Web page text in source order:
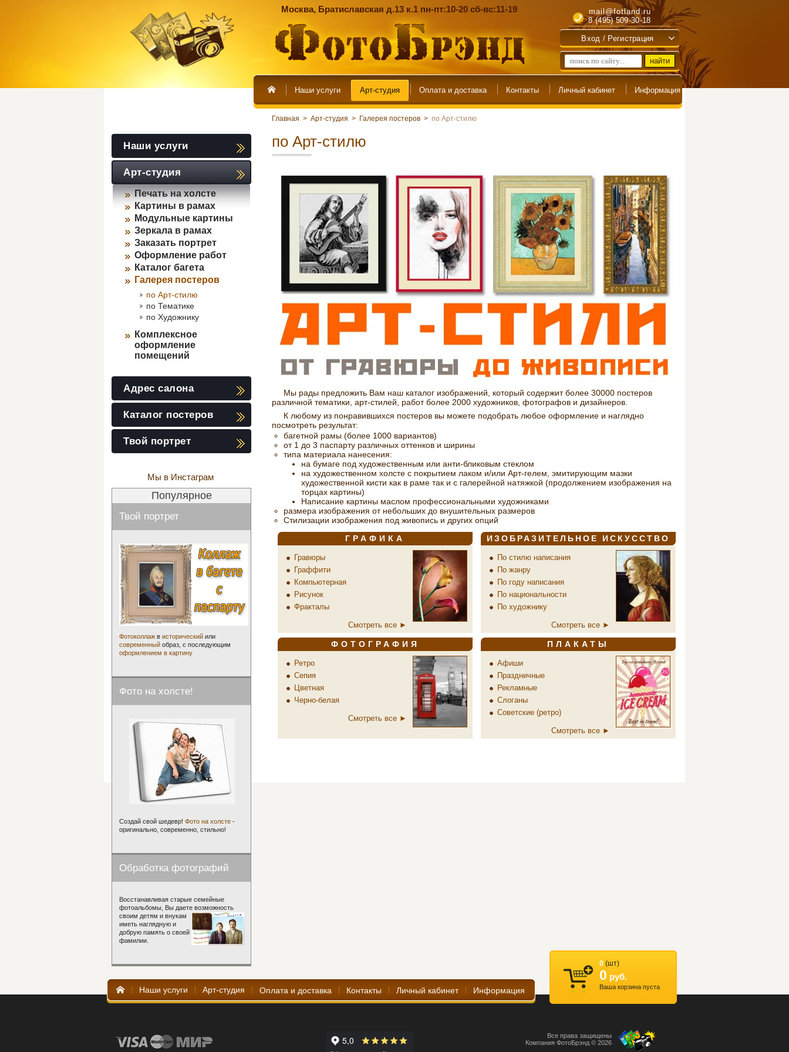
Москва, Братиславская д.13 к.1 пн-пт:10-20 сб-вс:11-19
mail@fotland.ru
8 (495) 509-30-18
Вход / Регистрация
Наши услуги Арт-студия
Главная > Арт-студия > Галерея постеров > по Арт-стилю
по Арт-стилю
Мы рады предложить Вам наш каталог изображений, который содержит более 30000 постеров
различной тематики, арт-стилей, работ более 2000 художников, фотографов и дизайнеров.
К любому из понравившихся постеров вы можете подобрать любое оформление и наглядно
посмотреть результат:
багетной рамы (более 1000 вариантов)
от 1 до 3 паспарту различных оттенков и ширины
типа материала нанесения:
на бумаге под художественным или анти-бликовым стеклом
на художественном холсте с покрытием лаком и/или Арт-гелем, эмитирующим мазки
художественной кисти как в раме так и с галерейной натяжкой (продолжением изображения на
торцах картины)
Написание картины маслом профессиональными художниками
размера изображения от небольших до внушительных размеров
Стилизации изображения под живопись и других опций
ГРАФИКА
Гравюры
Граффити
Компьютерная
Рисунок
Фракталы
Смотреть все ►
ИЗОБРАЗИТЕЛЬНОЕ ИСКУССТВО
По стилю написания
По жанру
По году написания
По национальности
По художнику
Смотреть все ►
ФОТОГРАФИЯ
Ретро
Сепия
Цветная
Черно-белая
Смотреть все ►
ПЛАКАТЫ
Афиши
Праздничные
Рекламные
Слоганы
Советские (ретро)
Смотреть все ►
Наши услуги
Арт-студия
Печать на холсте
Картины в рамах
Модульные картины
Зеркала в рамах
Заказать портрет
Оформление работ
Каталог багета
Галерея постеров
по Арт-стилю
по Тематике
по Художнику
Комплексное
оформление
помещений
Адрес салона
Каталог постеров
Твой портрет
Мы в Инстаграм
Популярное
Твой портрет
Фотоколлаж в исторический или
современный образ, с последующим
оформлением в картину
Фото на холсте!
Создай свой шедевр! Фото на холсте -
оригинально, современно, стильно!
Обработка фотографий
Восстанавливая старые семейные
фотоальбомы, Вы даете возможность
своим детям и внукам
иметь наглядную и
добрую память о своей
фамилии.
Наши услуги Арт-студия
0 (шт)
0 руб.
Ваша корзина пуста
Все права защищены
Компания ФотоБрэнд © 2026